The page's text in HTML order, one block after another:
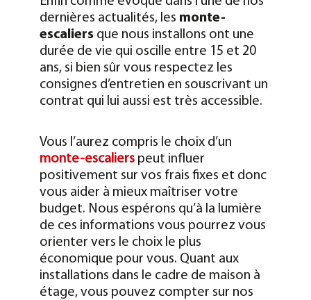
dernières actualités, les monte-
escaliers que nous installons ont une
durée de vie qui oscille entre 15 et 20
ans, si bien sûr vous respectez les
consignes d’entretien en souscrivant un
contrat qui lui aussi est très accessible.
Vous l’aurez compris le choix d’un
monte-escalierspeut influer
positivement sur vos frais fixes et donc
vous aider à mieux maîtriser votre
budget. Nous espérons qu’à la lumière
de ces informations vous pourrez vous
orienter vers le choix le plus
économique pour vous. Quant aux
installations dans le cadre de maison à
étage, vous pouvez compter sur nos